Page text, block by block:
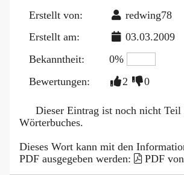
Erstellt von:
redwing78
Erstellt am:
03.03.2009
Bekanntheit:
0%
Bewertungen:
2 0
Dieser Eintrag ist noch nicht Teil
Wörterbuches.
Dieses Wort kann mit den
PDF ausgegeben werden:
PDF